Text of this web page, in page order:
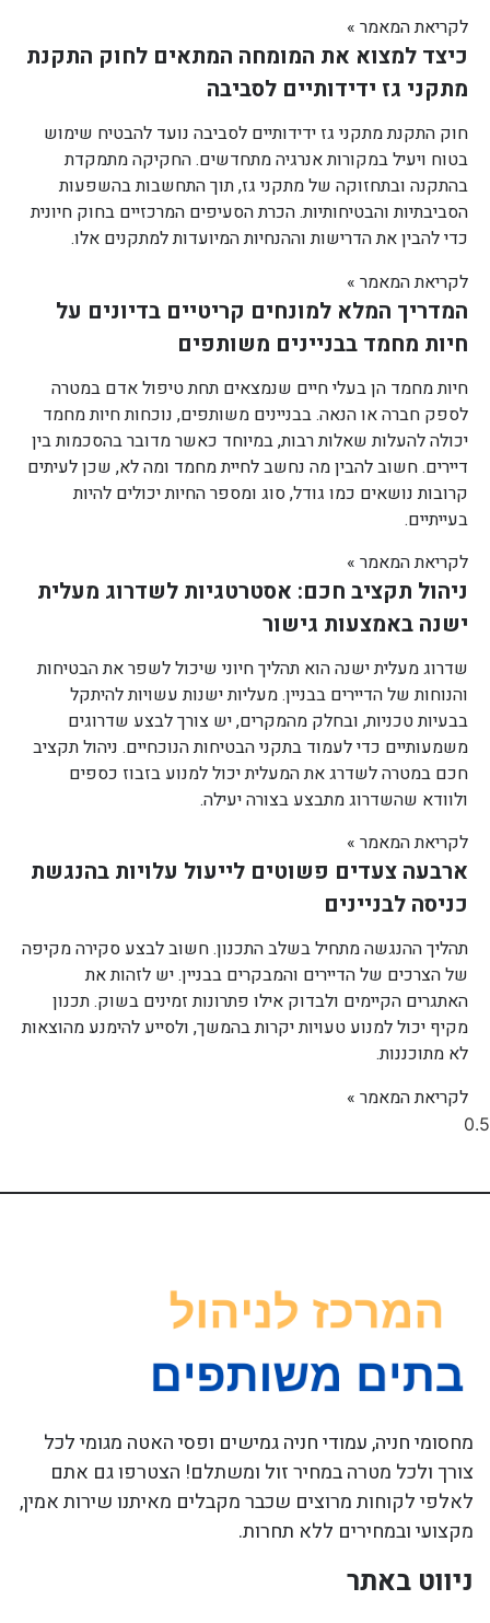
לקריאת המאמר »
כיצד למצוא את המומחה המתאים לחוק התקנת
מתקני גז ידידותיים לסביבה
חוק התקנת מתקני גז ידידותיים לסביבה נועד להבטיח שימוש
בטוח ויעיל במקורות אנרגיה מתחדשים. החקיקה מתמקדת
בהתקנה ובתחזוקה של מתקני גז, תוך התחשבות בהשפעות
הסביבתיות והבטיחותיות. הכרת הסעיפים המרכזיים בחוק חיונית
כדי להבין את הדרישות וההנחיות המיועדות למתקנים אלו.
לקריאת המאמר »
המדריך המלא למונחים קריטיים בדיונים על
חיות מחמד בבניינים משותפים
חיות מחמד הן בעלי חיים שנמצאים תחת טיפול אדם במטרה
לספק חברה או הנאה. בבניינים משותפים, נוכחות חיות מחמד
יכולה להעלות שאלות רבות, במיוחד כאשר מדובר בהסכמות בין
דיירים. חשוב להבין מה נחשב לחיית מחמד ומה לא, שכן לעיתים
קרובות נושאים כמו גודל, סוג ומספר החיות יכולים להיות
בעייתיים.
לקריאת המאמר »
ניהול תקציב חכם: אסטרטגיות לשדרוג מעלית
ישנה באמצעות גישור
שדרוג מעלית ישנה הוא תהליך חיוני שיכול לשפר את הבטיחות
והנוחות של הדיירים בבניין. מעליות ישנות עשויות להיתקל
בבעיות טכניות, ובחלק מהמקרים, יש צורך לבצע שדרוגים
משמעותיים כדי לעמוד בתקני הבטיחות הנוכחיים. ניהול תקציב
חכם במטרה לשדרג את המעלית יכול למנוע בזבוז כספים
ולוודא שהשדרוג מתבצע בצורה יעילה.
לקריאת המאמר »
ארבעה צעדים פשוטים לייעול עלויות בהנגשת
כניסה לבניינים
תהליך ההנגשה מתחיל בשלב התכנון. חשוב לבצע סקירה מקיפה
של הצרכים של הדיירים והמבקרים בבניין. יש לזהות את
האתגרים הקיימים ולבדוק אילו פתרונות זמינים בשוק. תכנון
מקיף יכול למנוע טעויות יקרות בהמשך, ולסייע להימנע מהוצאות
לא מתוכננות.
לקריאת המאמר »
מחסומי חניה, עמודי חניה גמישים ופסי האטה מגומי לכל
צורך ולכל מטרה במחיר זול ומשתלם! הצטרפו גם אתם
לאלפי לקוחות מרוצים שכבר מקבלים מאיתנו שירות אמין,
מקצועי ובמחירים ללא תחרות.
ניווט באתר